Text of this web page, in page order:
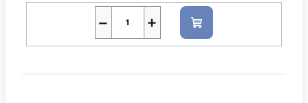
+
− Do
košíku